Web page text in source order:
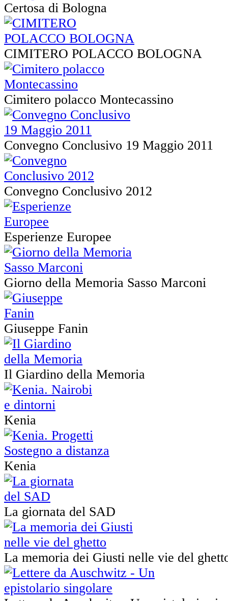
Certosa di Bologna
CIMITERO POLACCO BOLOGNA
Cimitero polacco Montecassino
Convegno Conclusivo 19 Maggio 2011
Convegno Conclusivo 2012
Esperienze Europee
Giorno della Memoria Sasso Marconi
Giuseppe Fanin
Il Giardino della Memoria
Kenia
Kenia
La giornata del SAD
La memoria dei Giusti nelle vie del